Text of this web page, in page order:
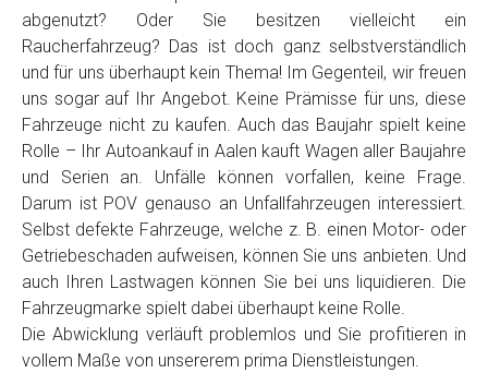
Telefon *
Email
PLZ und Ort
Foto Nr. 1
Foto Nr. 2
abgenutzt? Oder Sie besitzen vielleicht ein
Raucherfahrzeug? Das ist doch ganz selbstverständlich
und für uns überhaupt kein Thema! Im Gegenteil, wir freuen
uns sogar auf Ihr Angebot. Keine Prämisse für uns, diese
Fahrzeuge nicht zu kaufen. Auch das Baujahr spielt keine
Rolle – Ihr Autoankauf in Aalen kauft Wagen aller Baujahre
und Serien an. Unfälle können vorfallen, keine Frage.
Darum ist POV genauso an Unfallfahrzeugen interessiert.
Selbst defekte Fahrzeuge, welche z. B. einen Motor- oder
Getriebeschaden aufweisen, können Sie uns anbieten. Und
auch Ihren Lastwagen können Sie bei uns liquidieren. Die
Fahrzeugmarke spielt dabei überhaupt keine Rolle.
Die Abwicklung verläuft problemlos und Sie profitieren in
vollem Maße von unsererem prima Dienstleistungen.